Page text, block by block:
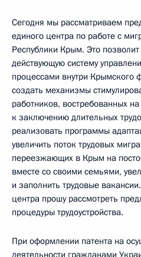
Сегодня мы рассматриваем
единого центра по работе с
Республики Крым. Это
действующую систему
процессами внутри Крымского
создать механизмы
работников, востребованных
к заключению длительных
реализовать программы
увеличить поток трудовых
переезжающих в Крым на
вместе со своими семьями,
и заполнить трудовые
центра прошу рассмотреть
процедуры трудоустройства.
При оформлении патента на
деятельности гражданами